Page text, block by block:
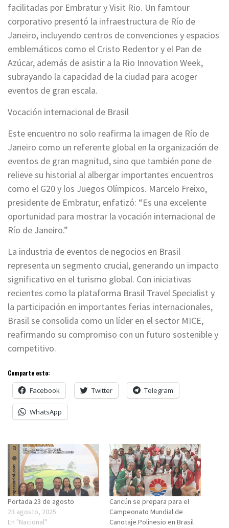
facilitadas por Embratur y Visit Rio. Un famtour
corporativo presentó la infraestructura de Río de
Janeiro, incluyendo centros de convenciones y espacios
emblemáticos como el Cristo Redentor y el Pan de
Azúcar, además de asistir a la Rio Innovation Week,
subrayando la capacidad de la ciudad para acoger
eventos de gran escala.
Vocación internacional de Brasil
Este encuentro no solo reafirma la imagen de Río de
Janeiro como un referente global en la organización de
eventos de gran magnitud, sino que también pone de
relieve su historial al albergar importantes encuentros
como el G20 y los Juegos Olímpicos. Marcelo Freixo,
presidente de Embratur, enfatizó: “Es una excelente
oportunidad para mostrar la vocación internacional de
Río de Janeiro.”
La industria de eventos de negocios en Brasil
representa un segmento crucial, generando un impacto
significativo en el turismo global. Con iniciativas
recientes como la plataforma Brasil Travel Specialist y
la participación en importantes ferias internacionales,
Brasil se consolida como un líder en el sector MICE,
reafirmando su compromiso con un futuro sostenible y
competitivo.
Comparte esto:
Facebook Twitter Telegram
WhatsApp
Portada 23 de agosto
23 agosto, 2025
En "Nacional"
Cancún se prepara para el
Campeonato Mundial de
Canotaje Polinesio en Brasil